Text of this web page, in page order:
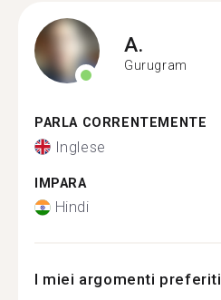
A.
Gurugram
PARLA CORRENTEMENTE
Inglese
IMPARA
Hindi
I miei argomenti preferiti